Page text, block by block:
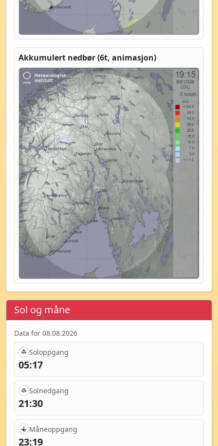
Akkumulert nedbør (6t, animasjon)
Sol og måne
Data for 08.08.2026
Soloppgang
05:17
Solnedgang
21:30
Måneoppgang
23:19